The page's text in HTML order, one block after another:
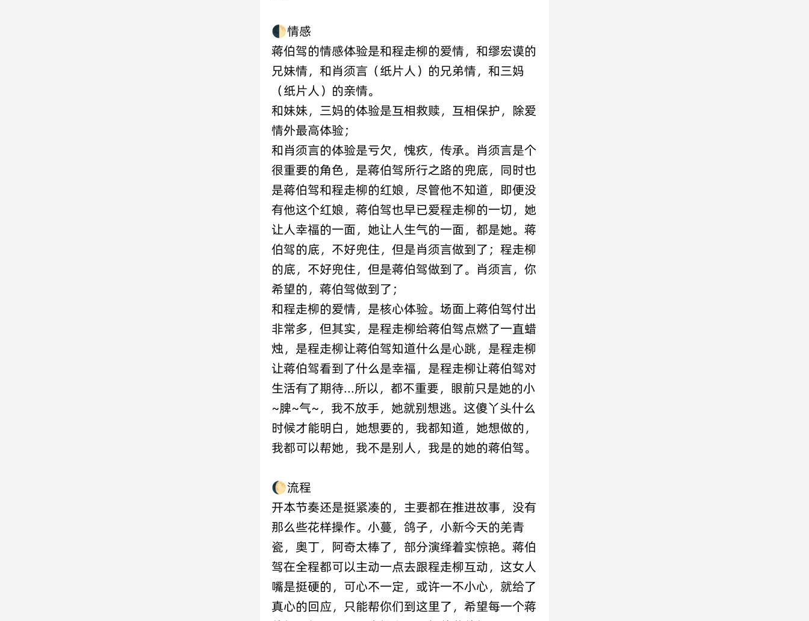
🌓情感
蒋伯驾的情感体验是和程走柳的爱情，和缪宏谟的
兄妹情，和肖须言（纸片人）的兄弟情，和三妈
（纸片人）的亲情。
和妹妹，三妈的体验是互相救赎，互相保护，除爱
情外最高体验；
和肖须言的体验是亏欠，愧疚，传承。肖须言是个
很重要的角色，是蒋伯驾所行之路的兜底，同时也
是蒋伯驾和程走柳的红娘，尽管他不知道，即便没
有他这个红娘，蒋伯驾也早已爱程走柳的一切，她
让人幸福的一面，她让人生气的一面，都是她。蒋
伯驾的底，不好兜住，但是肖须言做到了；程走柳
的底，不好兜住，但是蒋伯驾做到了。肖须言，你
希望的，蒋伯驾做到了；
和程走柳的爱情，是核心体验。场面上蒋伯驾付出
非常多，但其实，是程走柳给蒋伯驾点燃了一直蜡
烛，是程走柳让蒋伯驾知道什么是心跳，是程走柳
让蒋伯驾看到了什么是幸福，是程走柳让蒋伯驾对
生活有了期待...所以，都不重要，眼前只是她的小
~脾~气~，我不放手，她就别想逃。这傻丫头什么
时候才能明白，她想要的，我都知道，她想做的，
我都可以帮她，我不是别人，我是的她的蒋伯驾。
🌔流程
开本节奏还是挺紧凑的，主要都在推进故事，没有
那么些花样操作。小蔓，鸽子，小新今天的羌青
瓷，奥丁，阿奇太棒了，部分演绎着实惊艳。蒋伯
驾在全程都可以主动一点去跟程走柳互动，这女人
嘴是挺硬的，可心不一定，或许一不小心，就给了
真心的回应，只能帮你们到这里了，希望每一个蒋